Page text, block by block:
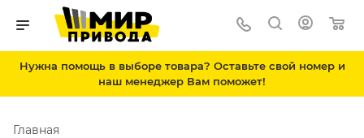
Нужна помощь в выборе товара? Оставьте свой номер и
наш менеджер Вам поможет!
Главная